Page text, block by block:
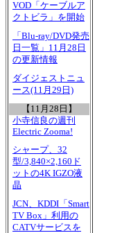
VOD「ケーブルア
クトビラ」を開始
「Blu-ray/DVD発売
日一覧」11月28日
の更新情報
ダイジェストニュ
ース(11月29日)
【11月28日】
小寺信良の週刊
Electric Zooma!
シャープ、32
型/3,840×2,160ド
ットの4K IGZO液
晶
JCN、KDDI「Smart
TV Box」利用の
CATVサービスを